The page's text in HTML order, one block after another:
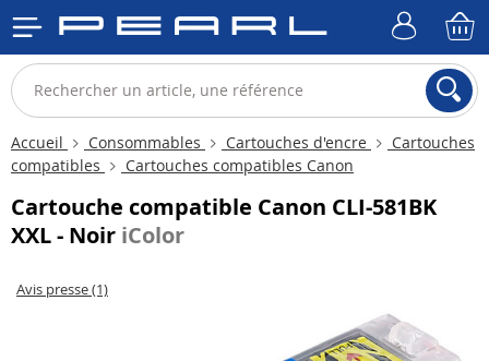
Accueil Consommables Cartouches d'encre
Cartouches
compatibles
Cartouches compatibles Canon
Cartouche compatible Canon CLI-581BK
XXL - Noir iColor
Avis presse (1)